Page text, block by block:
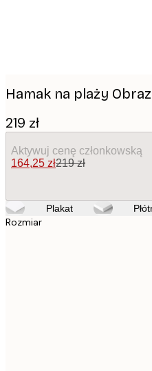
Hamak na plaży
219 zł
Aktywuj cenę członkowską
164,25 zł219 zł
Plakat
Rozmiar